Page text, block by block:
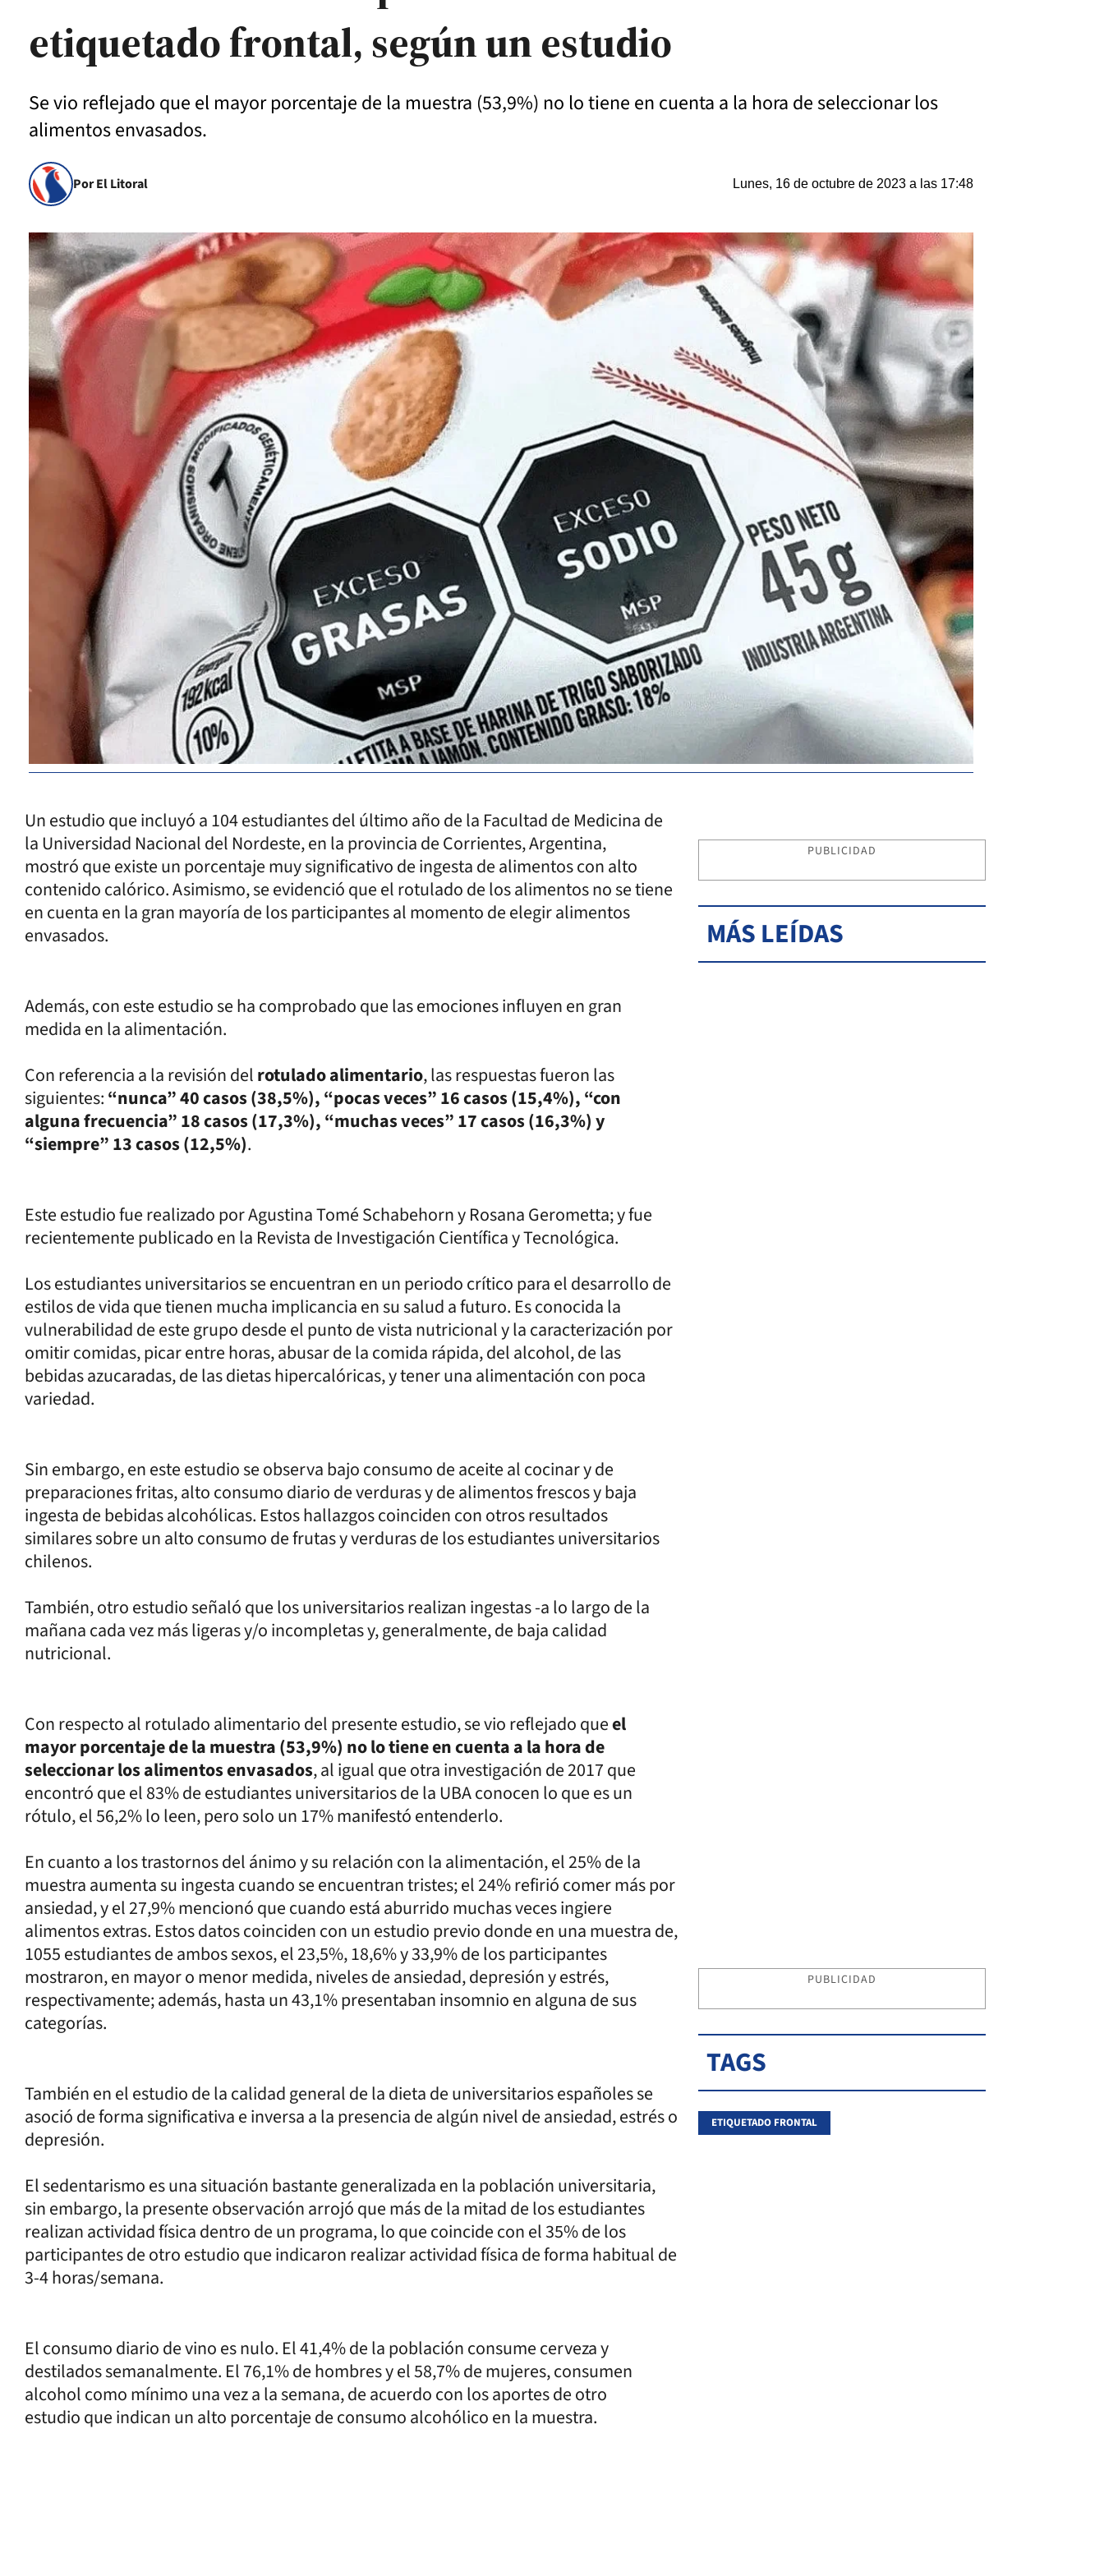
etiquetado frontal, según un estudio
Se vio reflejado que el mayor porcentaje de la muestra (53,9%) no lo tiene en cuenta a la hora de seleccionar los
alimentos envasados.
Por El Litoral Lunes, 16 de octubre de 2023 a las 17:48
Un estudio que incluyó a 104 estudiantes del último año de la Facultad de Medicina de
la Universidad Nacional del Nordeste, en la provincia de Corrientes, Argentina,
mostró que existe un porcentaje muy significativo de ingesta de alimentos con alto
contenido calórico. Asimismo, se evidenció que el rotulado de los alimentos no se tiene
en cuenta en la gran mayoría de los participantes al momento de elegir alimentos
envasados.
Además, con este estudio se ha comprobado que las emociones influyen en gran
medida en la alimentación.
Con referencia a la revisión delrotulado alimentario, las respuestas fueron las
siguientes:“nunca” 40 casos (38,5%), “pocas veces” 16 casos (15,4%), “con
alguna frecuencia” 18 casos (17,3%), “muchas veces” 17 casos (16,3%) y
“siempre” 13 casos (12,5%).
Este estudio fue realizado por Agustina Tomé Schabehorn y Rosana Gerometta; y fue
recientemente publicado en la Revista de Investigación Científica y Tecnológica.
Los estudiantes universitarios se encuentran en un periodo crítico para el desarrollo de
estilos de vida que tienen mucha implicancia en su salud a futuro. Es conocida la
vulnerabilidad de este grupo desde el punto de vista nutricional y la caracterización por
omitir comidas, picar entre horas, abusar de la comida rápida, del alcohol, de las
bebidas azucaradas, de las dietas hipercalóricas, y tener una alimentación con poca
variedad.
Sin embargo, en este estudio se observa bajo consumo de aceite al cocinar y de
preparaciones fritas, alto consumo diario de verduras y de alimentos frescos y baja
ingesta de bebidas alcohólicas. Estos hallazgos coinciden con otros resultados
similares sobre un alto consumo de frutas y verduras de los estudiantes universitarios
chilenos.
También, otro estudio señaló que los universitarios realizan ingestas -a lo largo de la
mañana cada vez más ligeras y/o incompletas y, generalmente, de baja calidad
nutricional.
Con respecto al rotulado alimentario del presente estudio, se vio reflejado queel
mayor porcentaje de la muestra (53,9%) no lo tiene en cuenta a la hora de
seleccionar los alimentos envasados, al igual que otra investigación de 2017 que
encontró que el 83% de estudiantes universitarios de la UBA conocen lo que es un
rótulo, el 56,2% lo leen, pero solo un 17% manifestó entenderlo.
En cuanto a los trastornos del ánimo y su relación con la alimentación, el 25% de la
muestra aumenta su ingesta cuando se encuentran tristes; el 24% refirió comer más por
ansiedad, y el 27,9% mencionó que cuando está aburrido muchas veces ingiere
alimentos extras. Estos datos coinciden con un estudio previo donde en una muestra de,
1055 estudiantes de ambos sexos, el 23,5%, 18,6% y 33,9% de los participantes
mostraron, en mayor o menor medida, niveles de ansiedad, depresión y estrés,
respectivamente; además, hasta un 43,1% presentaban insomnio en alguna de sus
categorías.
También en el estudio de la calidad general de la dieta de universitarios españoles se
asoció de forma significativa e inversa a la presencia de algún nivel de ansiedad, estrés o
depresión.
El sedentarismo es una situación bastante generalizada en la población universitaria,
sin embargo, la presente observación arrojó que más de la mitad de los estudiantes
realizan actividad física dentro de un programa, lo que coincide con el 35% de los
participantes de otro estudio que indicaron realizar actividad física de forma habitual de
3-4 horas/semana.
El consumo diario de vino es nulo. El 41,4% de la población consume cerveza y
destilados semanalmente. El 76,1% de hombres y el 58,7% de mujeres, consumen
alcohol como mínimo una vez a la semana, de acuerdo con los aportes de otro
estudio que indican un alto porcentaje de consumo alcohólico en la muestra.
PUBLICIDAD
MÁS LEÍDAS
PUBLICIDAD
TAGS
ETIQUETADO FRONTAL